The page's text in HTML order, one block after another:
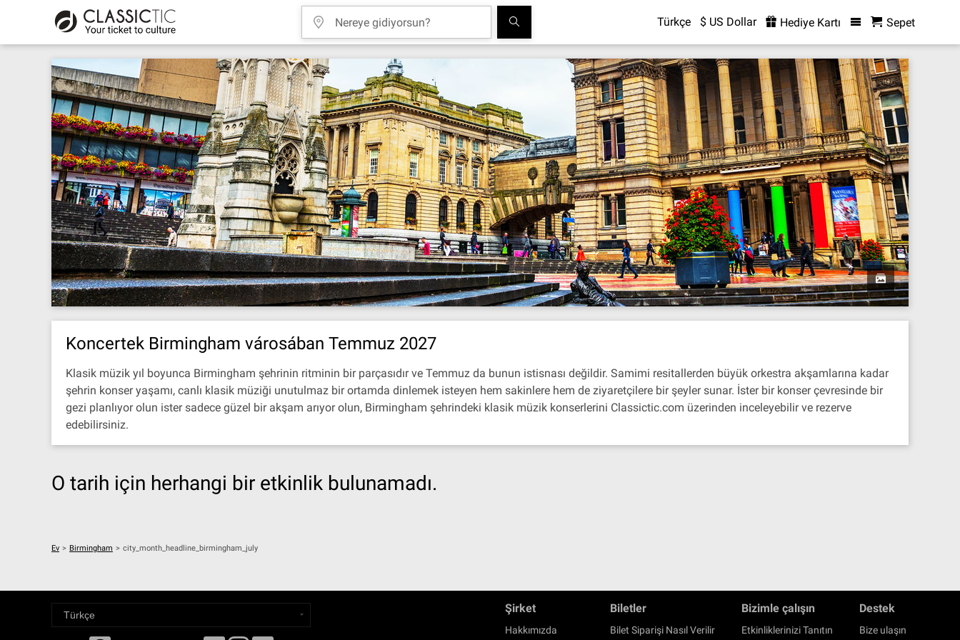
Türkçe $ US Dollar Hediye Kartı Sepet
Koncertek Birmingham városában Temmuz 2027
Klasik müzik yıl boyunca Birmingham şehrinin ritminin bir parçasıdır ve Temmuz da bunun istisnası değildir. Samimi resitallerden büyük orkestra akşamlarına kadar
şehrin konser yaşamı, canlı klasik müziği unutulmaz bir ortamda dinlemek isteyen hem sakinlere hem de ziyaretçilere bir şeyler sunar. İster bir konser çevresinde bir
gezi planlıyor olun ister sadece güzel bir akşam arıyor olun, Birmingham şehrindeki klasik müzik konserlerini Classictic.com üzerinden inceleyebilir ve rezerve
edebilirsiniz.
O tarih için herhangi bir etkinlik bulunamadı.
Ev > Birmingham > city_month_headline_birmingham_july
Şirket
Hakkımızda
Biletler
Bilet Siparişi Nasıl Verilir
Bizimle çalışın
Etkinliklerinizi Tanıtın
Destek
Bize ulaşın